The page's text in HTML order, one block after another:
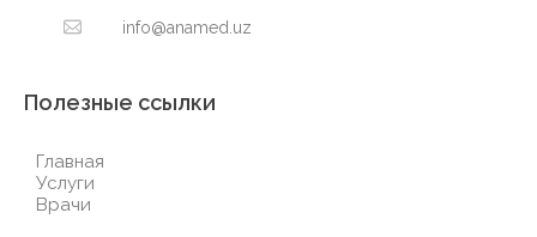
info@anamed.uz
Полезные ссылки
Главная
Услуги
Врачи